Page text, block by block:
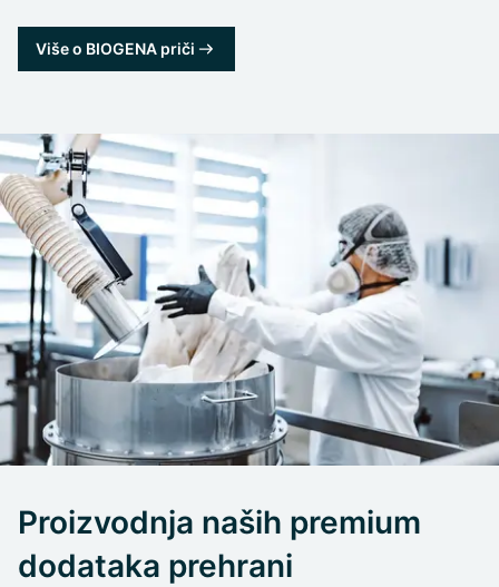
Više o BIOGENA priči
Proizvodnja naših premium
dodataka prehrani